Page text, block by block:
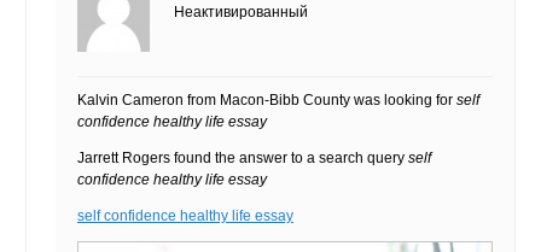
Неактивированный
Kalvin Cameron from Macon-Bibb County was looking for self
confidence healthy life essay
Jarrett Rogers found the answer to a search query self
confidence healthy life essay
self confidence healthy life essay